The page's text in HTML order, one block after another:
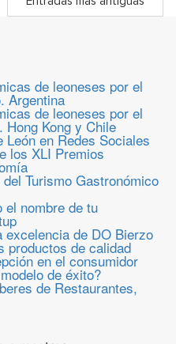
de leoneses por el
Argentina
de leoneses por el
Hong Kong y Chile
León en Redes Sociales
los XLI Premios
Turismo Gastronómico
el nombre de tu
excelencia de DO Bierzo
productos de calidad
en el consumidor
de éxito?
de Restaurantes,